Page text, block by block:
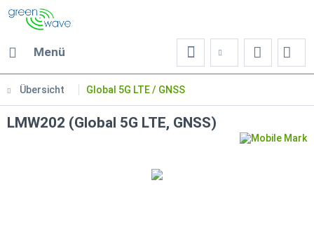
Menü
Übersicht Global 5G LTE / GNSS
LMW202 (Global 5G LTE, GNSS)